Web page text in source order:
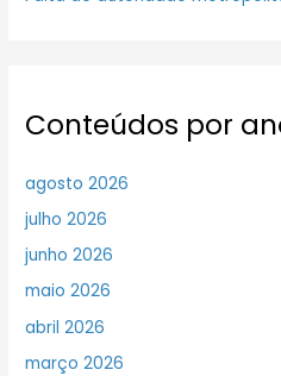
Conteúdos por
agosto 2026
julho 2026
junho 2026
maio 2026
abril 2026
março 2026